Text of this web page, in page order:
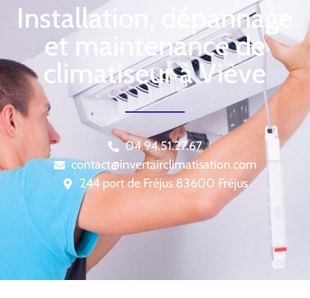
Installation, dépannage
et maintenance de
climatiseur à Viève
04.94.51.27.67
contact@invertairclimatisation.com
244 port de Fréjus 83600 Fréjus